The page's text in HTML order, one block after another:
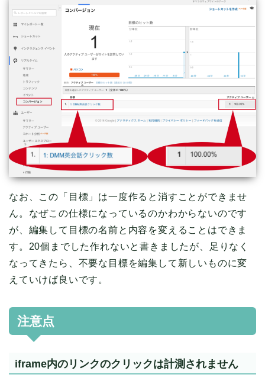
なお、この「目標」は一度作ると消すことができませ
ん。なぜこの仕様になっているのかわからないのです
が、編集して目標の名前と内容を変えることはできま
す。20個までした作れないと書きましたが、足りなく
なってきたら、不要な目標を編集して新しいものに変
えていけば良いです。
注意点
iframe内のリンクのクリックは計測されません